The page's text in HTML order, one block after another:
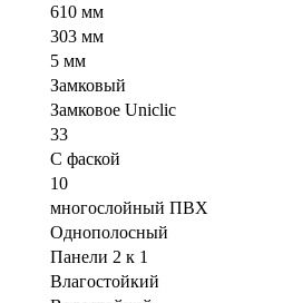
610 мм
303 мм
5 мм
Замковый
Замковое Uniclic
33
С фаской
10
многослойный ПВХ
Однополосный
Панели 2 к 1
Влагостойкий